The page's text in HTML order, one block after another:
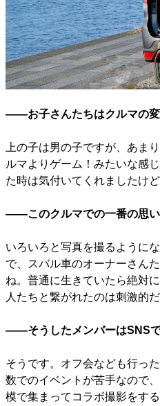
――お子さんたちはクルマの変
上の子は男の子ですが、あま
ルマよりゲーム！みたいな感
た時は気付いてくれましたけど
――このクルマでの一番の思い
いろいろと写真を撮るように
で、スバル車のオーナーさん
ね。普通に生きていたら絶対
人たちと繋がれたのは刺激的
――そうしたメンバーはSNS
そうです。オフ会なども行っ
数でのイベントが苦手なので
模で集まってコラボ撮影をす